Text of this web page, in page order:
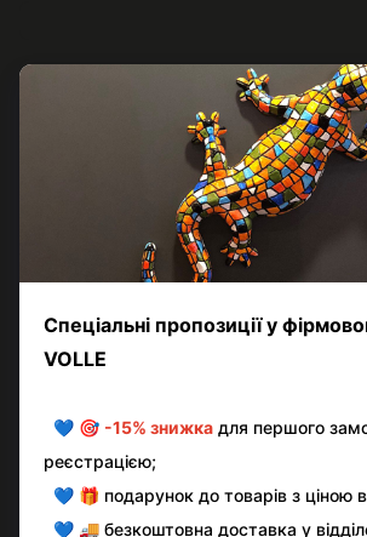
Додайте перший відгук
Контактна інформація